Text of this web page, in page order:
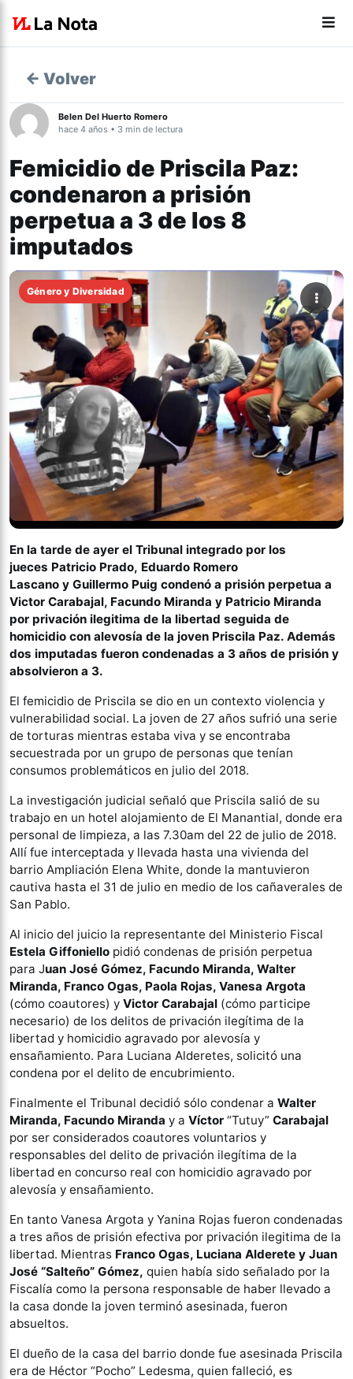
← Volver
Belen Del Huerto Romero
hace 4 años • 3 min de lectura
Femicidio de Priscila Paz:
condenaron a prisión
perpetua a 3 de los 8
imputados
Género y Diversidad
En la tarde de ayer el Tribunal integrado por los
jueces Patricio Prado, Eduardo Romero
Lascano y Guillermo Puig condenó a prisión perpetua a
Victor Carabajal, Facundo Miranda y Patricio Miranda
por privación ilegitima de la libertad seguida de
homicidio con alevosía de la joven Priscila Paz. Además
dos imputadas fueron condenadas a 3 años de prisión y
absolvieron a 3.
El femicidio de Priscila se dio en un contexto violencia y
vulnerabilidad social. La joven de 27 años sufrió una serie
de torturas mientras estaba viva y se encontraba
secuestrada por un grupo de personas que tenían
consumos problemáticos en julio del 2018.
La investigación judicial señaló que Priscila salió de su
trabajo en un hotel alojamiento de El Manantial, donde era
personal de limpieza, a las 7.30am del 22 de julio de 2018.
Allí fue interceptada y llevada hasta una vivienda del
barrio Ampliación Elena White, donde la mantuvieron
cautiva hasta el 31 de julio en medio de los cañaverales de
San Pablo.
Al inicio del juicio la representante del Ministerio Fiscal
Estela Giffoniello pidió condenas de prisión perpetua
para Juan José Gómez, Facundo Miranda, Walter
Miranda, Franco Ogas, Paola Rojas, Vanesa Argota
(cómo coautores) y Victor Carabajal (cómo participe
necesario) de los delitos de privación ilegítima de la
libertad y homicidio agravado por alevosía y
ensañamiento. Para Luciana Alderetes, solicitó una
condena por el delito de encubrimiento.
Finalmente el Tribunal decidió sólo condenar a Walter
Miranda, Facundo Miranda y a Víctor “Tutuy” Carabajal
por ser considerados coautores voluntarios y
responsables del delito de privación ilegítima de la
libertad en concurso real con homicidio agravado por
alevosía y ensañamiento.
En tanto Vanesa Argota y Yanina Rojas fueron condenadas
a tres años de prisión efectiva por privación ilegitima de la
libertad. Mientras Franco Ogas, Luciana Alderete y Juan
José “Salteño” Gómez, quien había sido señalado por la
Fiscalía como la persona responsable de haber llevado a
la casa donde la joven terminó asesinada, fueron
absueltos.
El dueño de la casa del barrio donde fue asesinada Priscila
era de Héctor “Pocho” Ledesma, quien falleció, es